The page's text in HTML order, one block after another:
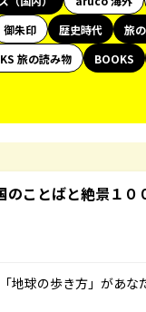
御朱印 歴史時代 旅
旅の読み物 BOOKS
ことばと絶景１０
地球の歩き方」があ